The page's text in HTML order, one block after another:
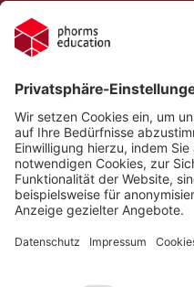
Datenschutz
Gender-Hinweis
Compliance
Social Media Netiquette
Follow us on